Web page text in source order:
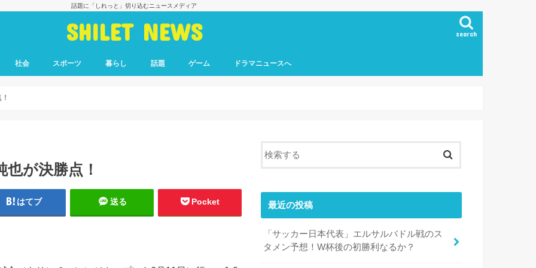
話題に「しれっと」切り込むニュースメディア
SHILET NEWS search
社会 スポーツ 暮らし 話題 ゲーム ドラマニュースへ
が決勝点！
はてブ 送る Pocket 最近の投稿
「サッカー日本代表」エルサルバドル戦のス
タメン予想！W杯後の初勝利なるか？